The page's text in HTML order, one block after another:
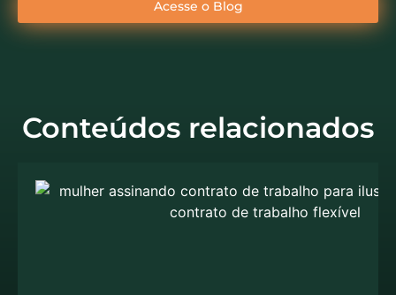
Acesse o Blog
Conteúdos relacionados